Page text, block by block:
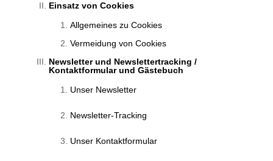
Einsatz von Cookies
Allgemeines zu Cookies
Vermeidung von Cookies
Newsletter und Newslettertracking /
Kontaktformular und Gästebuch
Unser Newsletter
Newsletter-Tracking
Unser Kontaktformular